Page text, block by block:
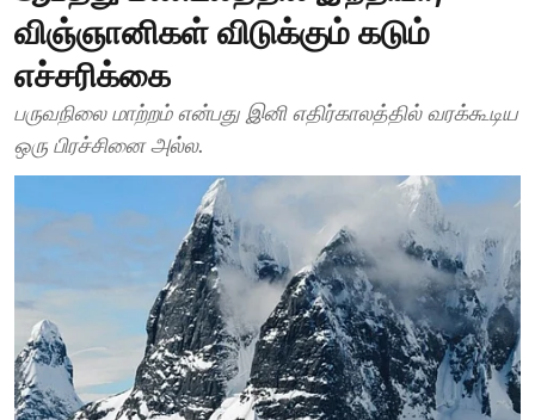
விஞ்ஞானிகள் விடுக்கும் கடும்
எச்சரிக்கை
பருவநிலை மாற்றம் என்பது இனி எதிர்காலத்தில் வரக்கூடிய
ஒரு பிரச்சினை அல்ல.